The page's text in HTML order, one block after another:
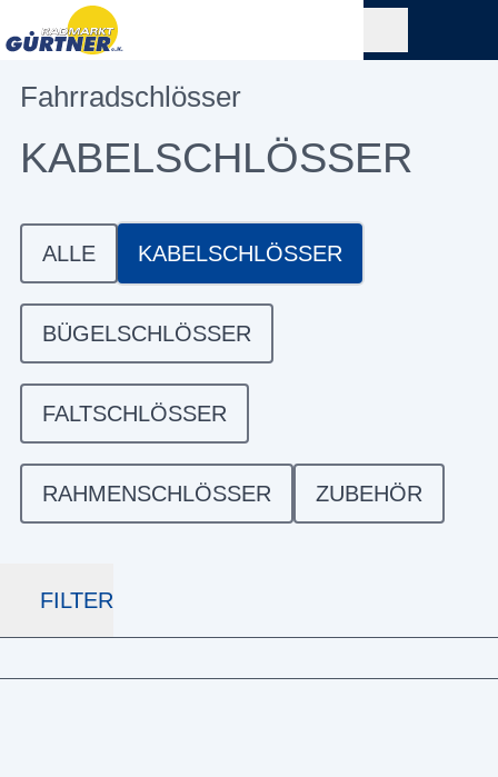
Fahrradschlösser
KABELSCHLÖSSER
ALLE KABELSCHLÖSSER
BÜGELSCHLÖSSER
FALTSCHLÖSSER
RAHMENSCHLÖSSER ZUBEHÖR
FILTER